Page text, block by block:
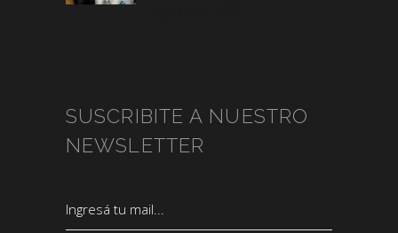
SUSCRIBITE A NUESTRO
NEWSLETTER